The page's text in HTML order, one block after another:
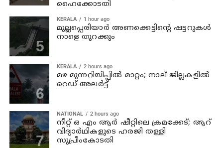
ഹൈക്കോടതി
KERALA 1 hour ago
മുല്ലപ്പെരിയാര്‍ അണക്കെട്ടിന്റെ ഷട്ടറുകള്‍
നാളെ തുറക്കും
KERALA 2 hours ago
മഴ മുന്നറിയിപ്പില്‍ മാറ്റം; നാല് ജില്ലകളില്‍
റെഡ് അലര്‍ട്ട്
NATIONAL 2 hours ago
നീറ്റ് ഒ എം ആര്‍ ഷീറ്റിലെ ക്രമക്കേട്; ആറ്
വിദ്യാര്‍ഥികളുടെ ഹരജി തള്ളി
സുപ്രീംകോടതി